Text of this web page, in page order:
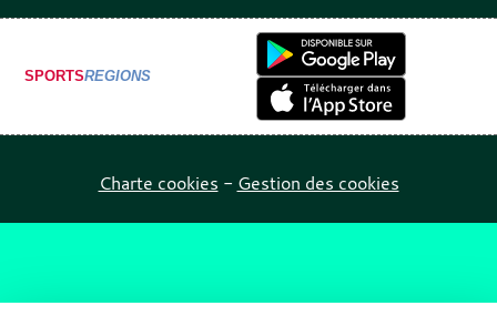
SPORTSREGIONS
Charte cookies Gestion des cookies